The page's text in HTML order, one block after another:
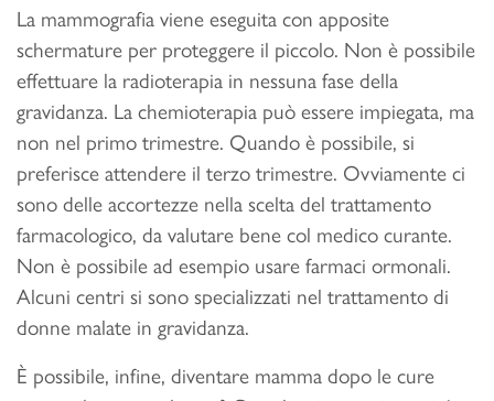
La mammografia viene eseguita con apposite
schermature per proteggere il piccolo. Non è possibile
effettuare la radioterapia in nessuna fase della
gravidanza. La chemioterapia può essere impiegata, ma
non nel primo trimestre. Quando è possibile, si
preferisce attendere il terzo trimestre. Ovviamente ci
sono delle accortezze nella scelta del trattamento
farmacologico, da valutare bene col medico curante.
Non è possibile ad esempio usare farmaci ormonali.
Alcuni centri si sono specializzati nel trattamento di
donne malate in gravidanza.
È possibile, infine, diventare mamma dopo le cure